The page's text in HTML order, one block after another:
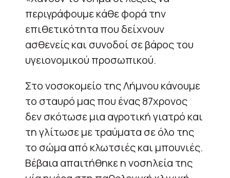
περιγράφουμε κάθε φορά την
επιθετικότητα που δείχνουν
ασθενείς και συνοδοί σε βάρος του
υγειονομικού προσωπικού.
Στο νοσοκομείο της Λήμνου κάνουμε
το σταυρό μας που ένας 87χρονος
δεν σκότωσε μια αγροτική γιατρό και
τη γλίτωσε με τραύματα σε όλο της
το σώμα από κλωτσιές και μπουνιές.
Βέβαια απαιτήθηκε η νοσηλεία της